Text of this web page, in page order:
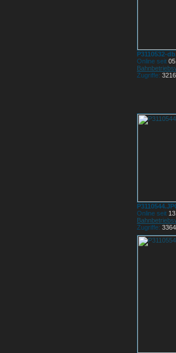
P3110532-
Online seit
Zugriffe: 3216
Online seit
Zugriffe: 3364